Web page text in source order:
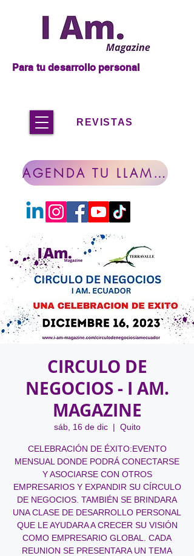
REVISTAS
Para tu desarrollo personal
AGENDA TU LLAMADA
CIRCULO DE
NEGOCIOS - I AM.
MAGAZINE
sáb, 16 de dic
  |
Quito
CELEBRACIÓN DE ÉXITO:EVENTO
MENSUAL DONDE PODRÁ CONECTARSE
Y ASOCIARSE CON OTROS
EMPRESARIOS Y EXPANDIR SU CÍRCULO
DE NEGOCIOS. TAMBIÉN SE BRINDARA
UNA CLASE DE DESARROLLO PERSONAL
QUE LE AYUDARA A CRECER SU VISIÓN
COMO EMPRESARIO GLOBAL. CADA
REUNION SE PRESENTARA UN TEMA